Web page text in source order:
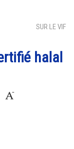
SUR LE VIF
halal